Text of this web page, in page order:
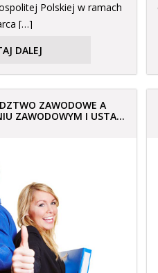
Polskiej w ramach
[…]
DALEJ
ZAWODOWE A
ZAWODOWYM I USTA...